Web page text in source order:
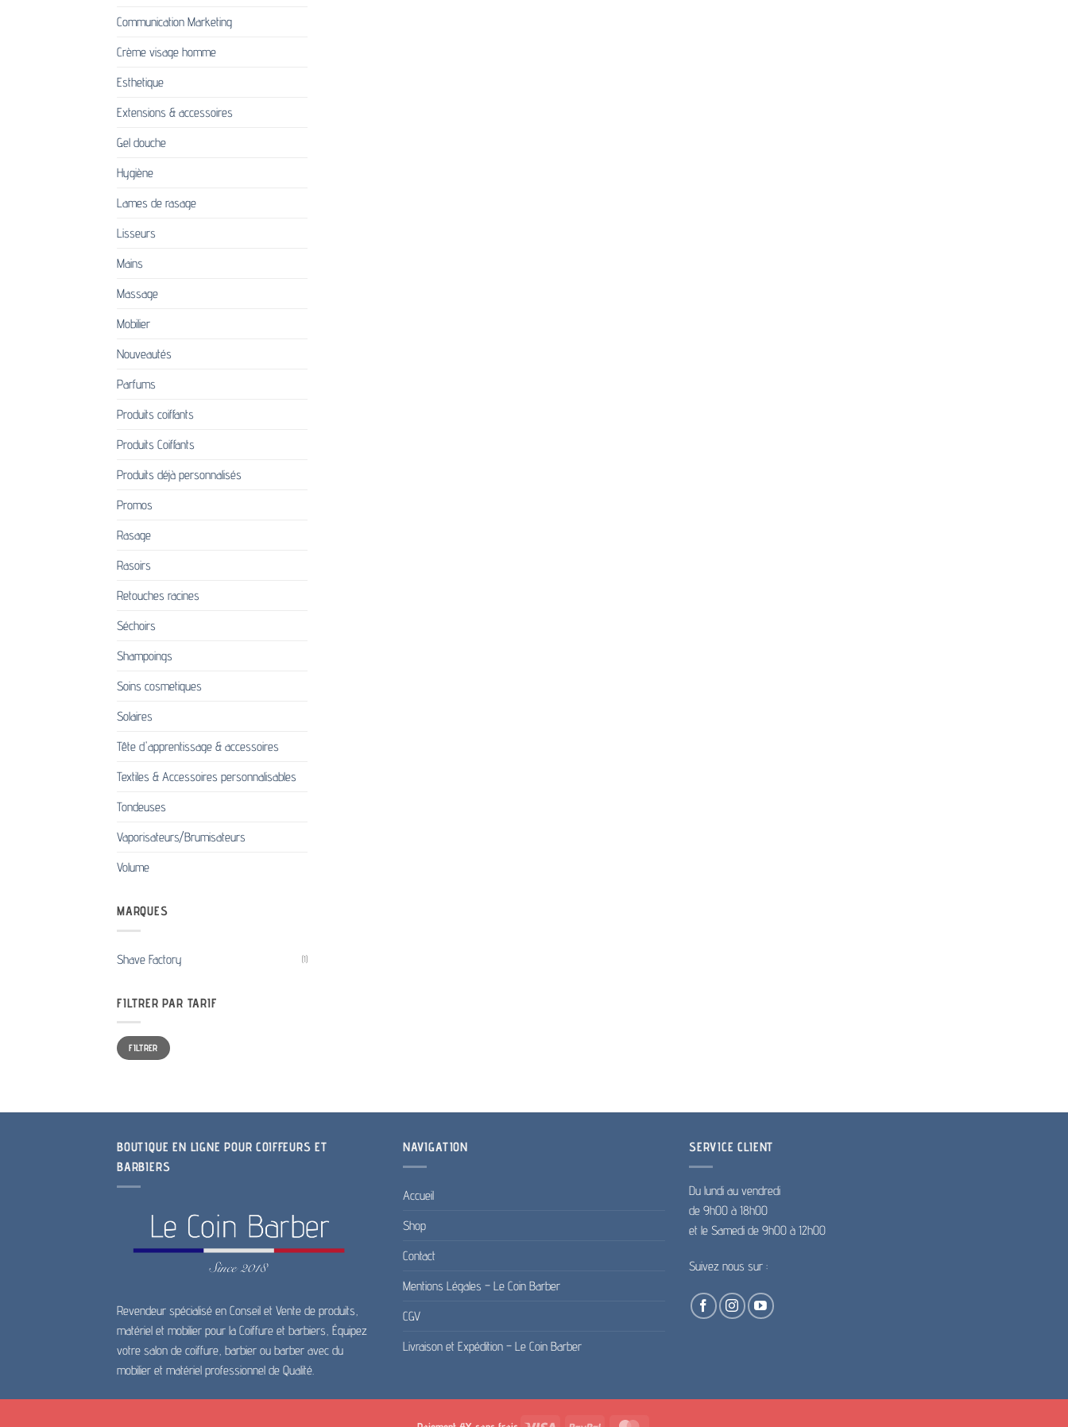
Communication Marketing
Crème visage homme
Esthetique
Extensions & accessoires
Gel douche
Hygiène
Lames de rasage
Lisseurs
Mains
Massage
Mobilier
Nouveautés
Parfums
Produits coiffants
Produits Coiffants
Produits déjà personnalisés
Promos
Rasage
Rasoirs
Retouches racines
Séchoirs
Shampoings
Soins cosmetiques
Solaires
Tête d'apprentissage & accessoires
Textiles & Accessoires personnalisables
Tondeuses
Vaporisateurs/Brumisateurs
Volume
MARQUES
Shave Factory (1)
FILTRER PAR TARIF
Prix
min
Prix
maxFILTRER
BOUTIQUE EN LIGNE POUR COIFFEURS ET
BARBIERS
Revendeur spécialisé en Conseil et Vente de produits,
matériel et mobilier pour la Coiffure et barbiers, Équipez
votre salon de coiffure, barbier ou barber avec du
mobilier et matériel professionnel de Qualité.
NAVIGATION
Accueil
Shop
Contact
Mentions Légales – Le Coin Barber
CGV
Livraison et Expédition – Le Coin Barber
SERVICE CLIENT
Du lundi au vendredi
de 9h00 à 18h00
et le Samedi de 9h00 à 12h00
Suivez nous sur :